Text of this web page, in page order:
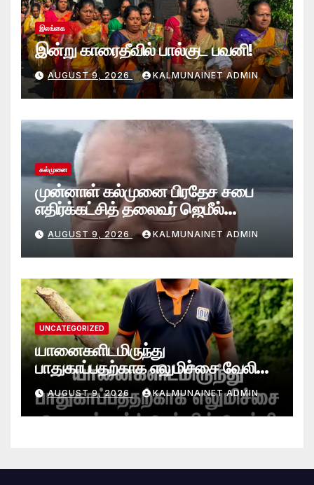
இலங்கை
இன்று காரைதீவில் பால்குட பவனி!
AUGUST 9, 2026 KALMUNAINET ADMIN
கல்முனை
முன்னாள் கல்முனை பிரதேச சபை
எதிர்க்கட்சித் தலைவர் ஜெமீல்
காலமானார்.!
AUGUST 9, 2026 KALMUNAINET ADMIN
UNCATEGORIZED
யானைகளிடமிருந்து
பாதுகாப்பதற்காக எலுமிச்சை வேலி
அமைத்தல்’ ஆய்வில் வெற்றி
என்கிறார் வினோஜ்குமார்
AUGUST 9, 2026 KALMUNAINET ADMIN